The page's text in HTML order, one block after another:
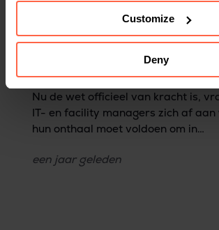
Customize
Deny
Met deze 13 belangrijke
bedrijfsreceptie in lijn met de
Nu de wet officieel van kracht is,
IT- en facility managers zich af aan
hun onthaal moet voldoen om in
access control - van NIS2.
een jaargeleden